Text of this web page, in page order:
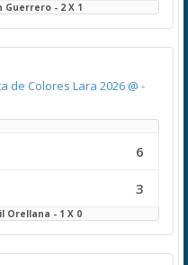
Guerrero - 2 X 1
de Colores Lara 2026 @ -
6
3
Orellana - 1 X 0